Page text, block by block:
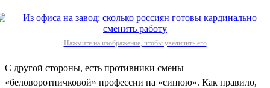
Нажмите на изображение, чтобы увеличить его
С другой стороны, есть противники смены
«беловоротничковой» профессии на «синюю». Как правило,